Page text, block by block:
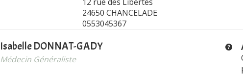
24650 CHANCELADE
0553045367
Isabelle DONNAT-GADY
Médecin Généraliste